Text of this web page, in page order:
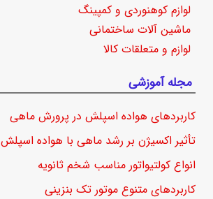
لوازم کوهنوردی و کمپینگ
ماشین آلات ساختمانی
لوازم و متعلقات کالا
مجله آموزشی
کاربردهای هواده اسپلش در پرورش ماهی
تأثیر اکسیژن بر رشد ماهی با هواده اسپلش
انواع کولتیواتور مناسب شخم ثانویه
کاربردهای متنوع موتور تک بنزینی